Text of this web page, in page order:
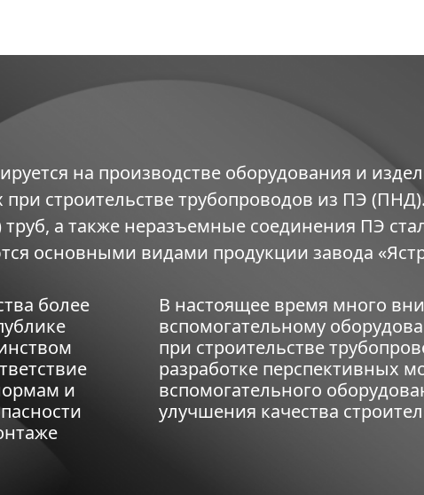
на производстве оборудования и
строительстве трубопроводов из ПЭ
а также неразъемные соединения ПЭ
основными видами продукции завода
более
и
В настоящее время много
вспомогательному
при строительстве
разработке перспективных
вспомогательного
улучшения качества